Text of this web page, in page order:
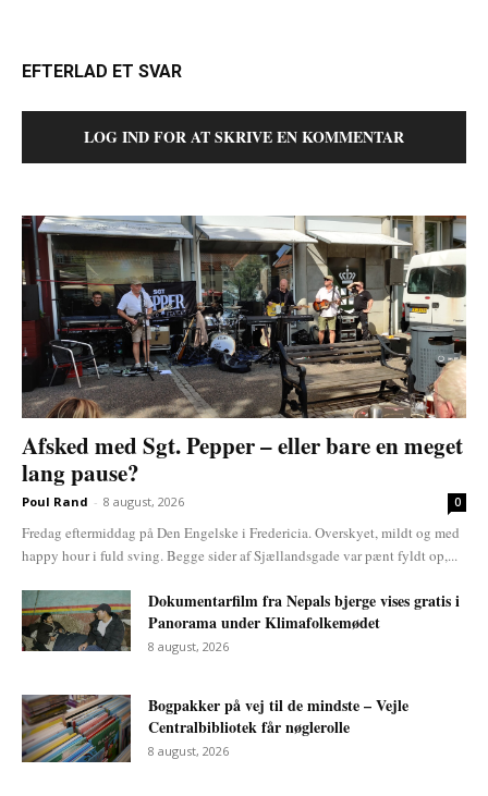
EFTERLAD ET SVAR
LOG IND FOR AT SKRIVE EN KOMMENTAR
Afsked med Sgt. Pepper – eller bare en meget
lang pause?
Poul Rand - 8 august, 2026 0
Fredag eftermiddag på Den Engelske i Fredericia. Overskyet, mildt og med
happy hour i fuld sving. Begge sider af Sjællandsgade var pænt fyldt op,...
Dokumentarfilm fra Nepals bjerge vises gratis i
Panorama under Klimafolkemødet
8 august, 2026
Bogpakker på vej til de mindste – Vejle
Centralbibliotek får nøglerolle
8 august, 2026